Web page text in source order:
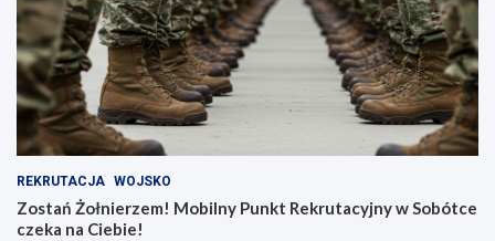
REKRUTACJA WOJSKO
Zostań Żołnierzem! Mobilny Punkt Rekrutacyjny w Sobótce
czeka na Ciebie!